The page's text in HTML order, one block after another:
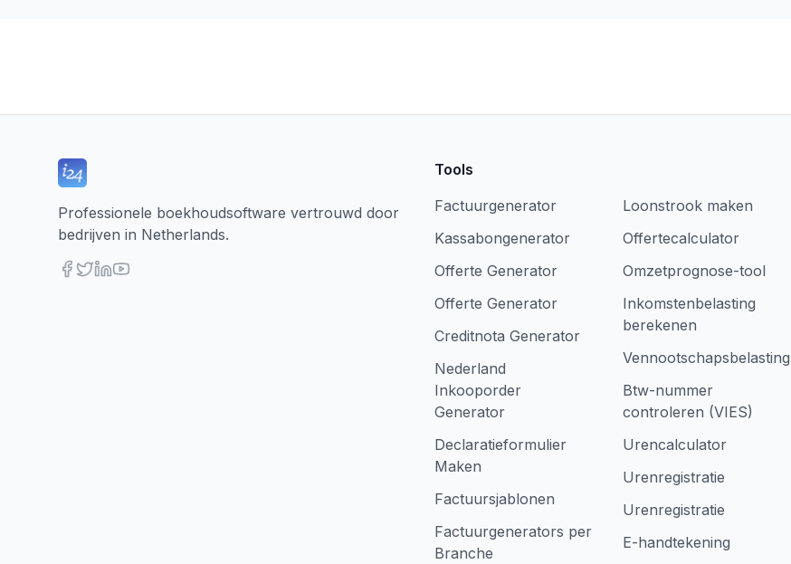
Professionele boekhoudsoftware vertrouwd door
bedrijven in Netherlands.
Tools
Factuurgenerator
Kassabongenerator
Offerte Generator
Offerte Generator
Creditnota Generator
Nederland
Inkooporder
Generator
Declaratieformulier
Maken
Factuursjablonen
Factuurgenerators per
Branche
Loonstrook maken
Offertecalculator
Omzetprognose-tool
Inkomstenbelasting
berekenen
Vennootschapsbelasting
Btw-nummer
controleren (VIES)
Urencalculator
Urenregistratie
Urenregistratie
E-handtekening